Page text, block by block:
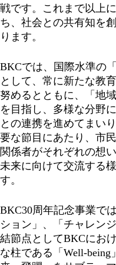
戦です。これまで以上
ち、社会との共有知を
ります。
BKCでは、国際水準の
として、常に新たな教
努めるとともに、「地
を目指し、多様な分野
との連携を進めてまい
要な節目にあたり、市
関係者がそれぞれの想
未来に向けて交流する
す。
BKC30周年記念事業で
ション」、「チャレン
結節点としてBKCにお
な柱である「Well-